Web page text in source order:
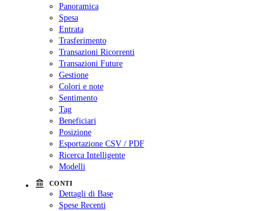
Panoramica
Spesa
Entrata
Trasferimento
Transazioni Ricorrenti
Transazioni Future
Gestione
Colori e note
Sentimento
Tag
Beneficiari
Posizione
Esportazione CSV / PDF
Ricerca Intelligente
Modelli
CONTI
Dettagli di Base
Spese Recenti